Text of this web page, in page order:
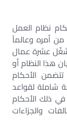
نظام العمل
أمره وعالماً
عشرة عمال
هذا النظام أو
الأحكام
شاملة لقواعد
ذلك الأحكام
والجزاءات